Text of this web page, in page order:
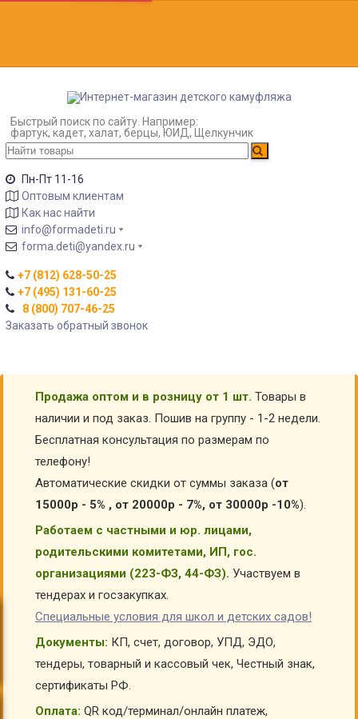
Быстрый поиск по сайту. Например:
фартук, кадет, халат, берцы, ЮИД, Щелкунчик
Пн-Пт 11-16
Оптовым клиентам
Как нас найти
info@formadeti.ru
forma.deti@yandex.ru
+7 (812) 628-50-25
+7 (495) 131-60-25
8 (800) 707-46-25
Заказать обратный звонок
Продажа оптом и в розницу от 1 шт. Товары в
наличии и под заказ. Пошив на группу - 1-2 недели.
Бесплатная консультация по размерам по
телефону!
Автоматические скидки от суммы заказа (от
15000р - 5% , от 20000р - 7%, от 30000р -10%).
Работаем с частными и юр. лицами,
родительскими комитетами, ИП, гос.
организациями (223-ФЗ, 44-ФЗ). Участвуем в
тендерах и госзакупках.
Специальные условия для школ и детских садов!
Документы: КП, счет, договор, УПД, ЭДО,
тендеры, товарный и кассовый чек, Честный знак,
сертификаты РФ.
Оплата: QR код/терминал/онлайн платеж,